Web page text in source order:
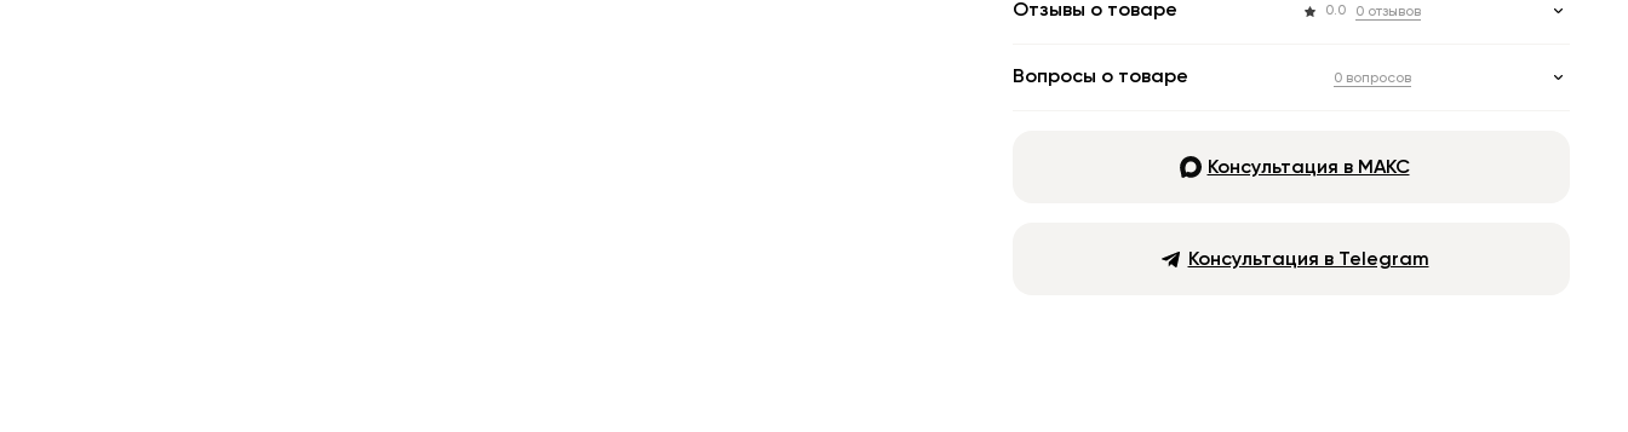
Отзывы о товаре 0.0 0 отзывов
Вопросы о товаре 0 вопросов
Консультация в МАКС
Консультация в Telegram